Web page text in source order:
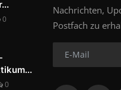
0
0
Nachrichten,
Postfach zu